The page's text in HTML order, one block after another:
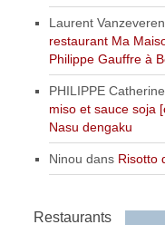
Laurent Vanzeveren
restaurant Ma
Philippe Gauffre à
PHILIPPE Catherine
miso et sauce soja
Nasu dengaku
Ninou dans Risotto
Restaurants